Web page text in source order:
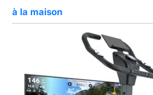
à la maison